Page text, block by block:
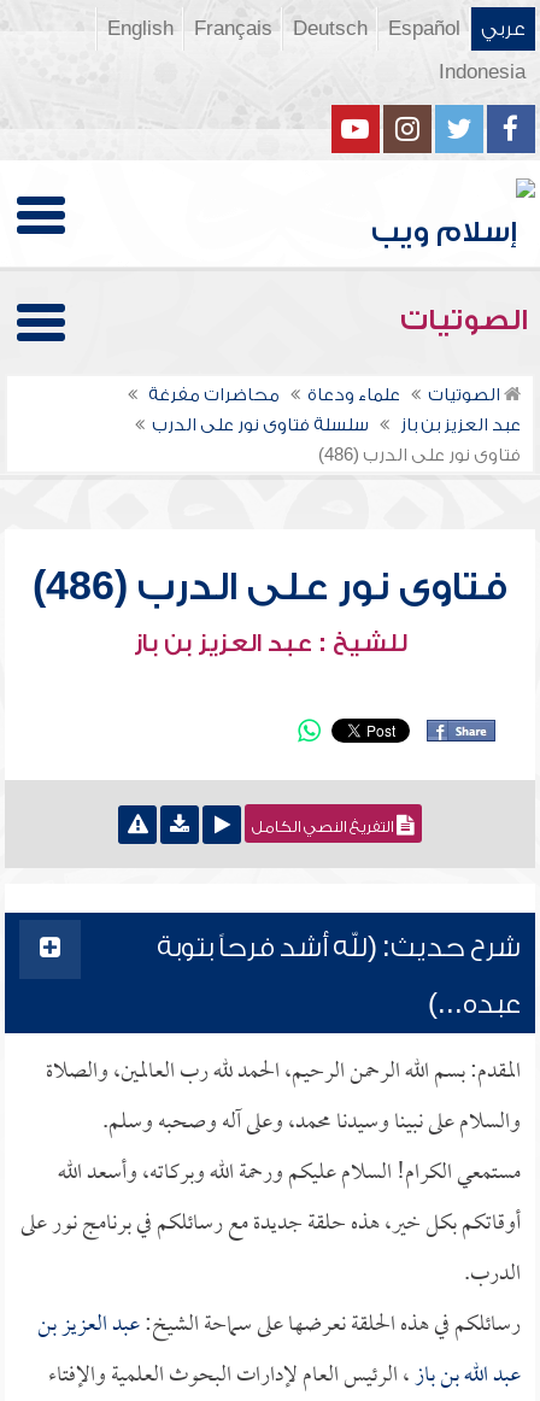
عربي Español
Deutsch
Français
English
Indonesia
الصوتيات
الصوتيات علماء ودعاة
محاضرات مفرغة
عبد العزيز بن باز
سلسلة فتاوى نور على الدرب
فتاوى نور على الدرب (486)
فتاوى نور على الدرب (486)
للشيخ : عبد العزيز بن باز
التفريغ النصي الكامل
شرح حديث: (لله أشد فرحاً بتوبة
عبده...)
المقدم: بسم الله الرحمن الرحيم، الحمد لله رب العالمين، والصلاة
والسلام على نبينا وسيدنا محمد، وعلى آله وصحبه وسلم.
مستمعي الكرام! السلام عليكم ورحمة الله وبركاته، وأسعد الله
أوقاتكم بكل خير، هذه حلقة جديدة مع رسائلكم في برنامج نور على
الدرب.
رسائلكم في هذه الحلقة نعرضها على سماحة الشيخ:عبد العزيز بن
عبد الله بن باز، الرئيس العام لإدارات البحوث العلمية والإفتاء